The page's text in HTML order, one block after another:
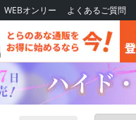
WEBオンリー よくあるご質問